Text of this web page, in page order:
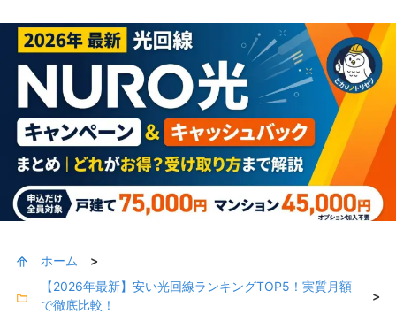
ホーム
>
【2026年最新】安い光回線ランキングTOP5！実質月額
で徹底比較！
>